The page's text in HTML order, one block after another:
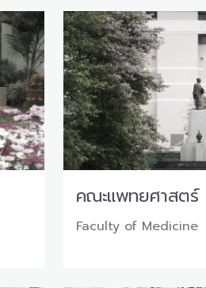
คณะแพทยศาสตร์
Faculty of Medicine